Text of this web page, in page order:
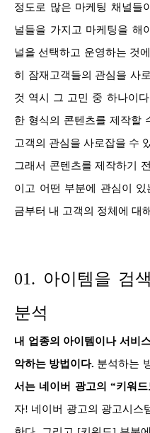
정도로 많은 마케팅 채널들
널들을 가지고 마케팅을 해
널을 선택하고 운영하는 것
히 잠재고객들의 관심을 사
것 역시 그 고민 중 하나이
한 형식의 콘텐츠를 제작할
고객의 관심을 사로잡을 수
그래서 콘텐츠를 제작하기
이고 어떤 부분에 관심이
금부터 내 고객의 정체에 대
01. 아이템을 검
분석
내 업종의 아이템이나 서비
악하는 방법이다. 분석하는
서는 네이버 광고의 “키워
자! 네이버 광고의 광고시스